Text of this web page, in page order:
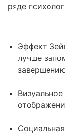
ряде
Эффект
лучше
завершению
Визуальное